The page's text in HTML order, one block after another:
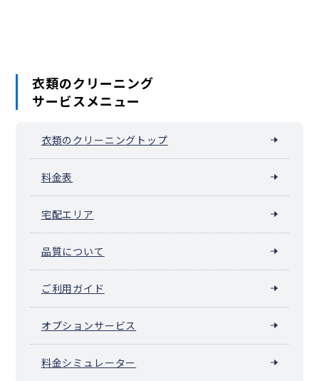
衣類のクリーニング
サービスメニュー
衣類のクリーニングトップ
料金表
宅配エリア
品質について
ご利用ガイド
オプションサービス
料金シミュレーター